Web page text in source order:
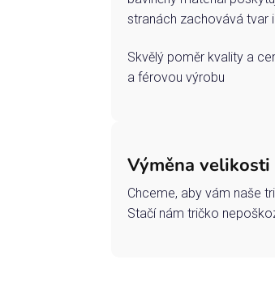
stranách zachovává tvar
Skvělý poměr kvality a
a férovou výrobu
Výměna velikosti
Chceme, aby vám naše
Stačí nám tričko